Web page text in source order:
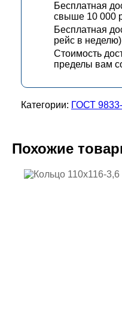
Бесплатная
свыше 10 000
Бесплатная
рейс в неделю)
Стоимость
пределы вам
Категории: ГОСТ
Похожие